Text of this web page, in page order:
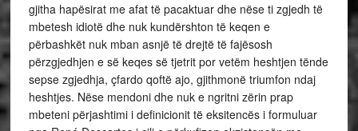
gjitha hapësirat me afat të pacaktuar dhe nëse ti zgjedh të
mbetesh idiotë dhe nuk kundërshton të keqen e
përbashkët nuk mban asnjë të drejtë të fajësosh
përzgjedhjen e së keqes së tjetrit por vetëm heshtjen tënde
sepse zgjedhja, çfardo qoftë ajo, gjithmonë triumfon ndaj
heshtjes. Nëse mendoni dhe nuk e ngritni zërin prap
mbeteni përjashtimi i definicionit të eksitencës i formuluar